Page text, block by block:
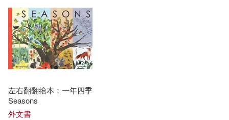
篩
選
展開
作者 (可複選)
Clover Robin (ILT)(1)
Hannah Pang(1)
左右翻翻繪本：一年四季
Seasons
外文書